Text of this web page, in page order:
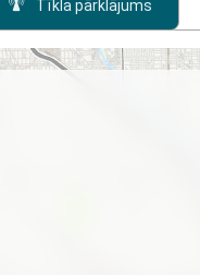
Tīkla pārklājums